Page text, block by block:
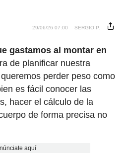
29/06/26 07:00 SERGIO P.
gastamos al montar en
de planificar nuestra
perder peso como
es fácil conocer las
hacer el cálculo de la
de forma precisa no
aquí